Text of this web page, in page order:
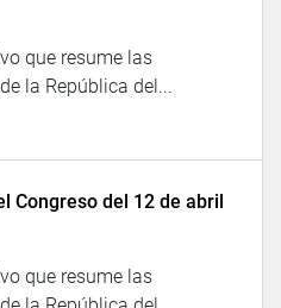
que resume las
la República del...
Congreso del 12 de abril
que resume las